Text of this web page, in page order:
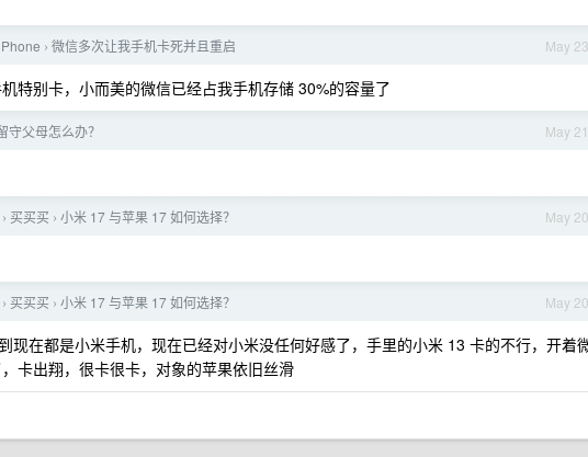
May 23
› 微信多次让我手机卡死并且重启
特别卡，小而美的微信已经占我手机存储 30%的容量了
May 21
守父母怎么办？
May 20
› 买买买 › 小米 17 与苹果 17 如何选择？
May 20
› 买买买 › 小米 17 与苹果 17 如何选择？
现在都是小米手机，现在已经对小米没任何好感了，手里的小米 13 卡的不行，开着
卡出翔，很卡很卡，对象的苹果依旧丝滑